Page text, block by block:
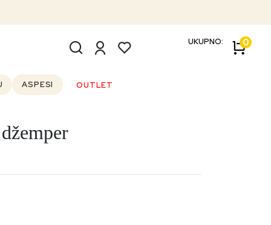
0
UKUPNO:
ASPESI OUTLET